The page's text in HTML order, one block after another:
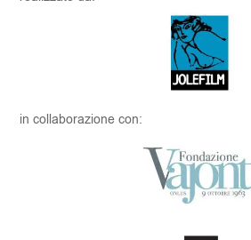
in collaborazione con: